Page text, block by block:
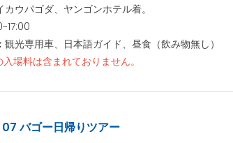
ウパゴダ、ヤンゴンホテル着。
観光専用車、日本語ガイド、昼食（飲み物無し）
場料は含まれておりません。
バゴー日帰りツアー